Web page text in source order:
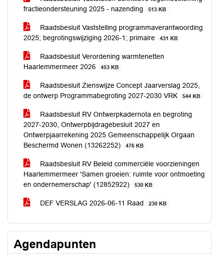
fractieondersteuning 2025 - nazending
513 KB
Raadsbesluit Vaststelling programmaverantwoording
2025; begrotingswijziging 2026-1; primaire
431 KB
Raadsbesluit Verordening warmtenetten
Haarlemmermeer 2026
453 KB
Raadsbesluit Zienswijze Concept Jaarverslag 2025,
de ontwerp Programmabegroting 2027-2030 VRK
544 KB
Raadsbesluit RV Ontwerpkadernota en begroting
2027-2030, Ontwerpbijdragebesluit 2027 en
Ontwerpjaarrekening 2025 Gemeenschappelijk Orgaan
Beschermd Wonen (13262252)
476 KB
Raadsbesluit RV Beleid commerciële voorzieningen
Haarlemmermeer 'Samen groeien: ruimte voor ontmoeting
en ondernemerschap' (12852922)
530 KB
DEF VERSLAG 2026-06-11 Raad 230 KB
Agendapunten